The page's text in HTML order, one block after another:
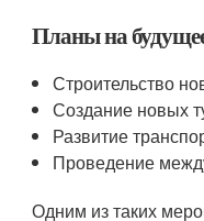
Планы на
Строительство
Создание новых
Развитие
Проведение
Одним из таких